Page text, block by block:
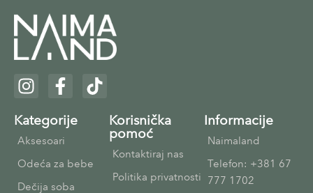
Kategorije
Aksesoari
Odeća za bebe
Dečija soba
Korisnička
pomoć
Kontaktiraj nas
Politika privatnosti
Informacije
Naimaland
Telefon: +381 67
777 1702